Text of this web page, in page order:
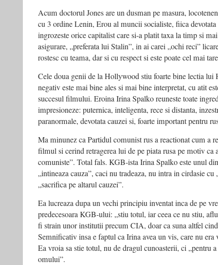
Acum doctorul Jones are un dusman pe masura,
cu 3 ordine Lenin, Erou al muncii socialiste, fiica
ingrozeste orice capitalist care si-a platit taxa la timp si
asigurare, „preferata lui Stalin”, in ai carei „ochi reci”
rostesc cu teama, dar si cu respect si este poate cel mai
Cele doua genii de la Hollywood stiu foarte bine lectia lui
negativ este mai bine ales si mai bine interpretat, cu atit
succesul filmului. Eroina Irina Spalko reuneste toate
impresioneze: puternica, inteligenta, rece si distanta,
paranormale, devotata cauzei si, foarte important pentru
Ma minunez ca Partidul comunist rus a reactionat cum a
filmul si cerind retragerea lui de pe piata rusa pe motiv ca
comuniste”. Total fals. KGB-ista Irina Spalko este unul
„intineaza cauza”, caci nu tradeaza, nu intra in cirdasie
„sacrifica pe altarul cauzei”.
Ea lucreaza dupa un vechi principiu inventat inca de pe
predecesoara KGB-ului: „stiu totul, iar ceea ce nu stiu,
fi strain unor institutii precum CIA, doar ca suna altfel
Semnificativ insa e faptul ca Irina avea un vis, care nu
Ea vroia sa stie totul, nu de dragul cunoasterii, ci „pentru
omului”.